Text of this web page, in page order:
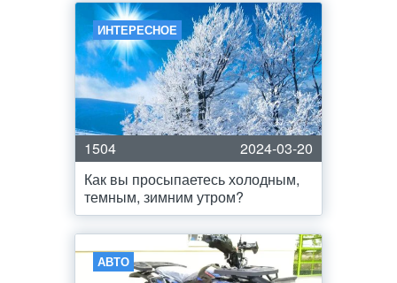
ИНТЕРЕСНОЕ
1504
2024-03-20
Как вы просыпаетесь холодным,
темным, зимним утром?
АВТО